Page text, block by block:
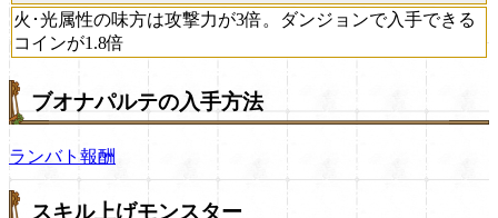
火･光属性の味方は攻撃力が3倍。ダンジョンで入手できる
コインが1.8倍
ブオナパルテの入手方法
ランバト報酬
スキル上げモンスター